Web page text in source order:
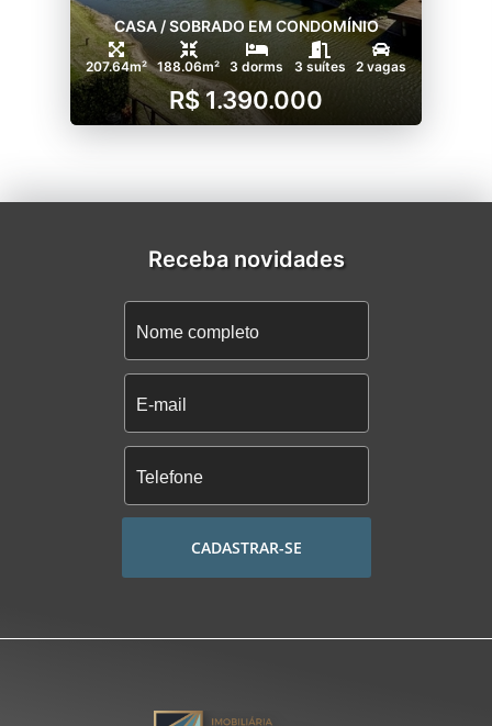
CASA / SOBRADO EM CONDOMÍNIO
207.64m² 188.06m² 3 dorms 3 suítes 2 vagas
R$ 1.390.000
Receba novidades
CADASTRAR-SE